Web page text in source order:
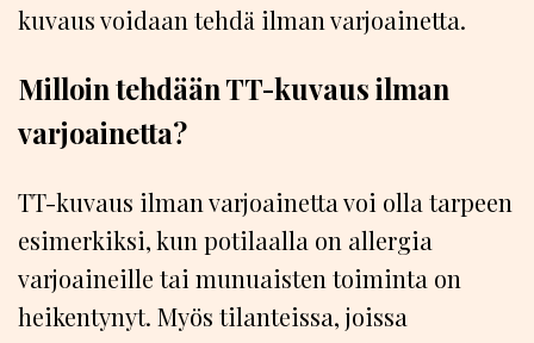
kuvaus voidaan tehdä ilman varjoainetta.
Milloin tehdään TT-kuvaus ilman
varjoainetta?
TT-kuvaus ilman varjoainetta voi olla tarpeen
esimerkiksi, kun potilaalla on allergia
varjoaineille tai munuaisten toiminta on
heikentynyt. Myös tilanteissa, joissa